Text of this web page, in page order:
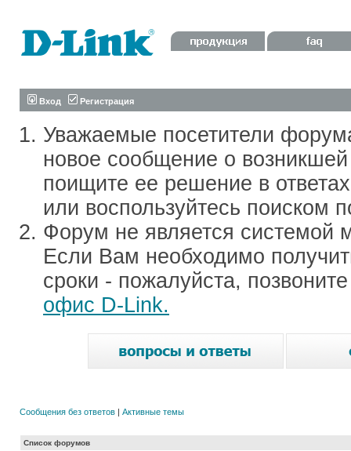
Вход Регистрация
Уважаемые посетители
новое сообщение о
поищите ее решение в
или воспользуйтесь поиском
Форум не является системой
Если Вам необходимо
сроки - пожалуйста,
офис D-Link.
Сообщения без ответов | Активные темы
Список форумов